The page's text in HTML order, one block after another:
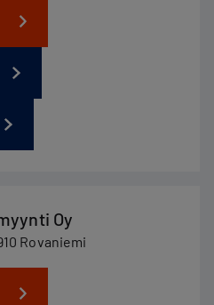
Oy
Rovaniemi